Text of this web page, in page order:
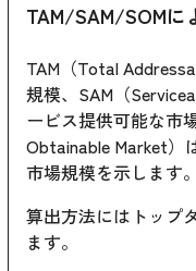
TAM/SAM/SOMに
TAM（Total
規模、SAM（
ービス提供可能な市
Obtainable Market）
市場規模を示します。
算出方法にはトップ
ます。